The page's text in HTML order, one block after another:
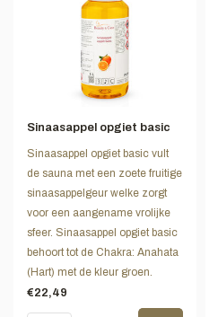
Sinaasappel opgiet basic
Sinaasappel opgiet basic vult
de sauna met een zoete fruitige
sinaasappelgeur welke zorgt
voor een aangename vrolijke
sfeer. Sinaasappel opgiet basic
behoort tot de Chakra: Anahata
(Hart) met de kleur groen.
€22,49